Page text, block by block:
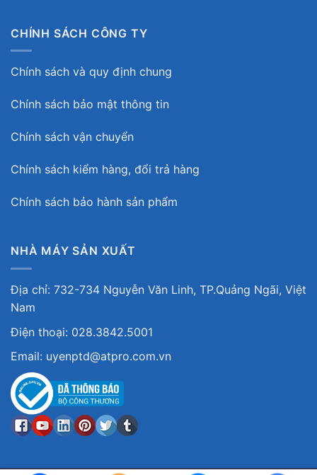
CHÍNH SÁCH CÔNG TY
Chính sách và quy định chung
Chính sách bảo mật thông tin
Chính sách vận chuyển
Chính sách kiểm hàng, đổi trả hàng
Chính sách bảo hành sản phẩm
NHÀ MÁY SẢN XUẤT
Địa chỉ: 732-734 Nguyễn Văn Linh, TP.Quảng Ngãi, Việt
Nam
Điện thoại: 028.3842.5001
Email: uyenptd@atpro.com.vn